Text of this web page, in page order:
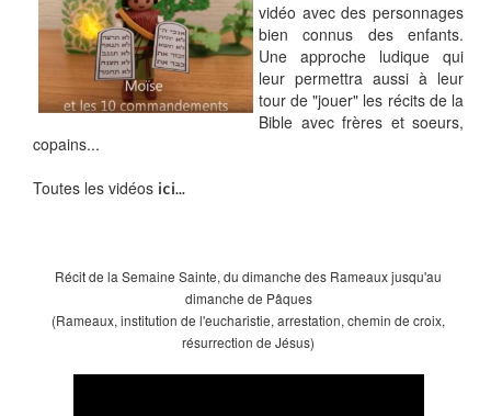
vidéo avec des personnages
bien connus des enfants.
Une approche ludique qui
leur permettra aussi à leur
tour de "jouer" les récits de la
Bible avec frères et soeurs,
copains...
Toutes les vidéos ici...
Récit de la Semaine Sainte, du dimanche des Rameaux jusqu'au
dimanche de Pâques
(Rameaux, institution de l'eucharistie, arrestation, chemin de croix,
résurrection de Jésus)